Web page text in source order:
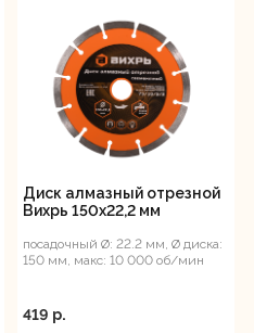
Диск алмазный отрезной
Вихрь 150х22,2 мм
посадочный Ø: 22.2 мм, Ø диска:
150 мм, макс: 10 000 об/мин
419 p.